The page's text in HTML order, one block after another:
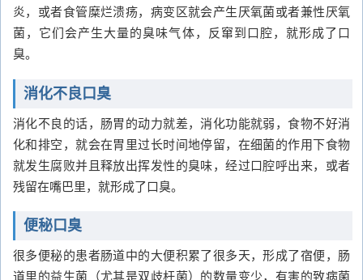
炎，或者食管糜烂溃疡，病变区就会产生厌氧菌或者兼性厌氧
菌，它们会产生大量的臭味气体，反窜到口腔，就形成了口
臭。
消化不良口臭
消化不良的话，肠胃的动力就差，消化功能就弱，食物不好消
化和排空，就会在胃里过长时间地停留，在细菌的作用下食物
就发生腐败并且释放出挥发性的臭味，经过口腔呼出来，或者
残留在嘴巴里，就形成了口臭。
便秘口臭
很多便秘的患者肠道中的大便积累了很多天，形成了宿便，肠
道里的益生菌（尤其是双歧杆菌）的数量变少，有害的致病菌